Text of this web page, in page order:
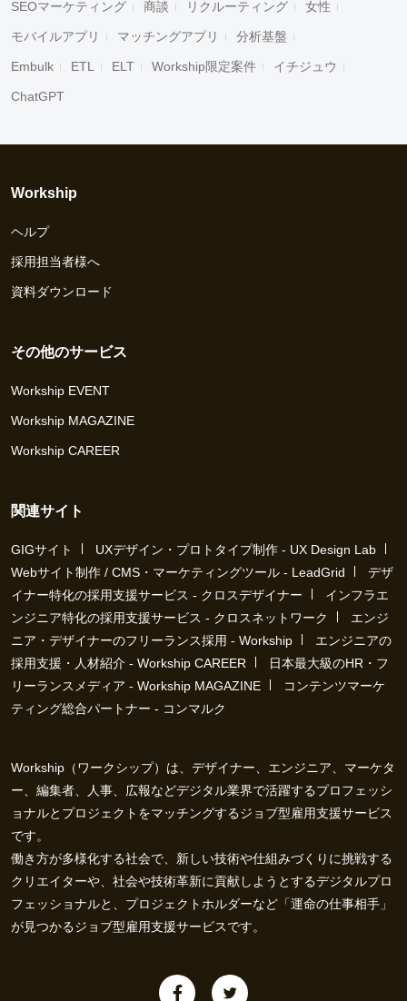
SEOマーケティング 商談 リクルーティング 女性
モバイルアプリ マッチングアプリ 分析基盤
Embulk ETL ELT Workship限定案件 イチジュウ
ChatGPT
Workship
ヘルプ
採用担当者様へ
資料ダウンロード
その他のサービス
Workship EVENT
Workship MAGAZINE
Workship CAREER
関連サイト
GIGサイト
UXデザイン・プロトタイプ制作 - UX Design Lab
Webサイト制作 / CMS・マーケティングツール - LeadGrid
デザ
イナー特化の採用支援サービス - クロスデザイナー
インフラエ
ンジニア特化の採用支援サービス - クロスネットワーク
エンジ
ニア・デザイナーのフリーランス採用 - Workship
エンジニアの
採用支援・人材紹介 - Workship CAREER
日本最大級のHR・フ
リーランスメディア - Workship MAGAZINE
コンテンツマーケ
ティング総合パートナー - コンマルク
Workship（ワークシップ）は、デザイナー、エンジニア、マーケタ
ー、編集者、人事、広報などデジタル業界で活躍するプロフェッシ
ョナルとプロジェクトをマッチングするジョブ型雇用支援サービス
です。
働き方が多様化する社会で、新しい技術や仕組みづくりに挑戦する
クリエイターや、社会や技術革新に貢献しようとするデジタルプロ
フェッショナルと、プロジェクトホルダーなど「運命の仕事相手」
が見つかるジョブ型雇用支援サービスです。